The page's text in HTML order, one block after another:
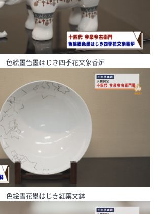
色絵墨色墨はじき四季花文象香炉
色絵雪花墨はじき紅葉文鉢